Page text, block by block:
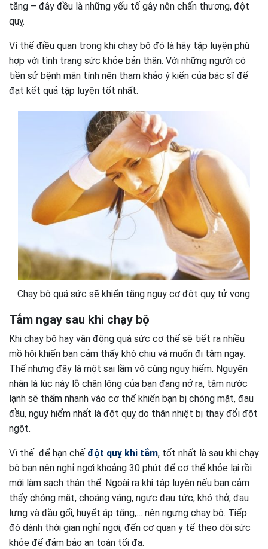
tăng – đây đều là những yếu tố gây nên chấn thương, đột
quỵ.
Vì thế điều quan trọng khi chạy bộ đó là hãy tập luyện phù
hợp với tình trạng sức khỏe bản thân. Với những người có
tiền sử bệnh mãn tính nên tham khảo ý kiến của bác sĩ để
đạt kết quả tập luyện tốt nhất.
Chạy bộ quá sức sẽ khiến tăng nguy cơ đột quỵ tử vong
Tắm ngay sau khi chạy bộ
Khi chạy bộ hay vận động quá sức cơ thể sẽ tiết ra nhiều
mồ hôi khiến bạn cảm thấy khó chịu và muốn đi tắm ngay.
Thế nhưng đây là một sai lầm vô cùng nguy hiểm. Nguyên
nhân là lúc này lỗ chân lông của bạn đang nở ra, tắm nước
lạnh sẽ thấm nhanh vào cơ thể khiến bạn bị chóng mặt, đau
đầu, nguy hiểm nhất là đột quỵ do thân nhiệt bị thay đổi đột
ngột.
Vì thế để hạn chế đột quỵ khi tắm, tốt nhất là sau khi chạy
bộ bạn nên nghỉ ngơi khoảng 30 phút để cơ thể khỏe lại rồi
mới làm sạch thân thể. Ngoài ra khi tập luyện nếu bạn cảm
thấy chóng mặt, choáng váng, ngực đau tức, khó thở, đau
lưng và đầu gối, huyết áp tăng,… nên ngưng chạy bộ. Tiếp
đó dành thời gian nghỉ ngơi, đến cơ quan y tế theo dõi sức
khỏe để đảm bảo an toàn tối đa.